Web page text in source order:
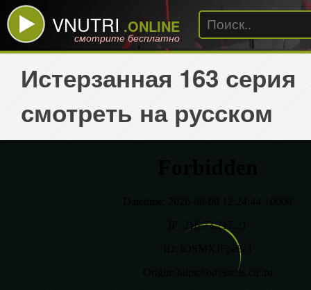
VNUTRI .ONLINE
смотрите бесплатно
Истерзанная 163 серия
смотреть на русском